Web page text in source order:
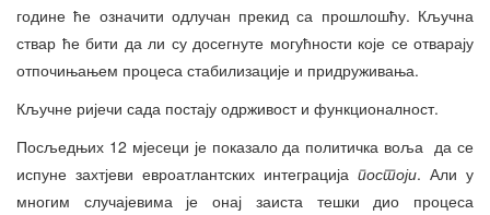
године ће означити одлучан прекид са прошлошћу. Кључна
ствар ће бити да ли су досегнуте могућности које се отварају
отпочињањем процеса стабилизације и придруживања.
Кључне ријечи сада постају одрживост и функционалност.
Посљедњих 12 мјесеци је показало да политичка воља да се
испуне захтјеви евроатлантских интеграција постоји. Али у
многим случајевима је онај заиста тешки дио процеса